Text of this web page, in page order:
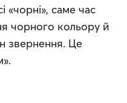
«чорні», саме час
чорного кольору й
звернення. Це